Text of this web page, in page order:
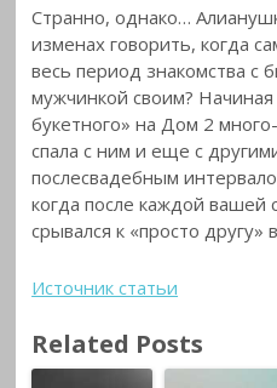
Странно, однако…
изменах говорить, когда
весь период знакомства
мужчинкой своим?
букетного» на Дом 2
спала с ним и еще с
послесвадебным
когда после каждой вашей
срывался к «просто другу»
Источник статьи
Related Posts